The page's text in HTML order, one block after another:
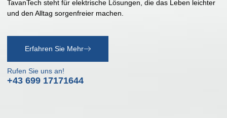
TavanTech steht für elektrische Lösungen, die das Leben leichter
und den Alltag sorgenfreier machen.
Erfahren Sie Mehr
Rufen Sie uns an!
+43 699 17171644